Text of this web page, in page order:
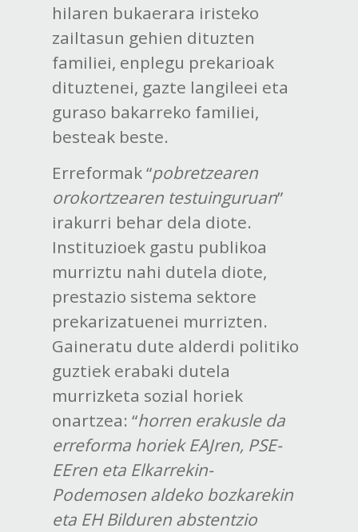
hilaren bukaerara iristeko
zailtasun gehien dituzten
familiei, enplegu prekarioak
dituztenei, gazte langileei eta
guraso bakarreko familiei,
besteak beste.
Erreformak “pobretzearen
orokortzearen testuinguruan”
irakurri behar dela diote.
Instituzioek gastu publikoa
murriztu nahi dutela diote,
prestazio sistema sektore
prekarizatuenei murrizten.
Gaineratu dute alderdi politiko
guztiek erabaki dutela
murrizketa sozial horiek
onartzea: “horren erakusle da
erreforma horiek EAJren, PSE-
EEren eta Elkarrekin-
Podemosen aldeko bozkarekin
eta EH Bilduren abstentzio